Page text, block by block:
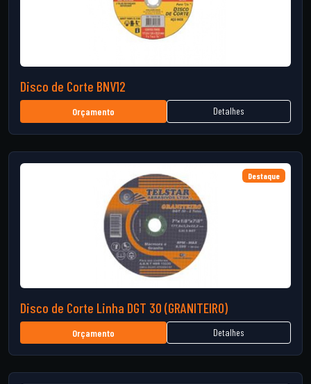
Disco de Corte BNV12
Orçamento Detalhes
Destaque
Disco de Corte Linha DGT 30 (GRANITEIRO)
Orçamento Detalhes